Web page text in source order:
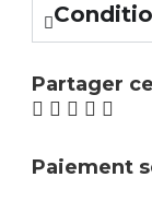
Partager
Paiement